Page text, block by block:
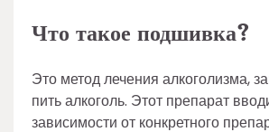
Что такое подшивка?
Это метод лечения алкоголизма,
пить алкоголь. Этот препарат
зависимости от конкретного